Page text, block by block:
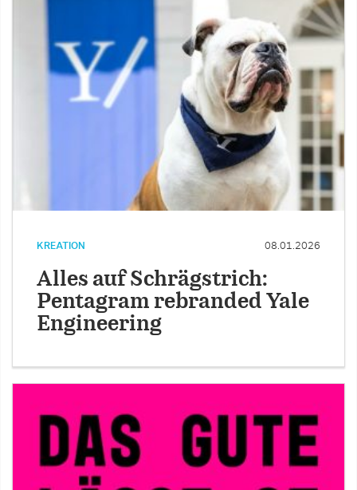
KREATION 08.01.2026
Alles auf Schrägstrich:
Pentagram rebranded Yale
Engineering